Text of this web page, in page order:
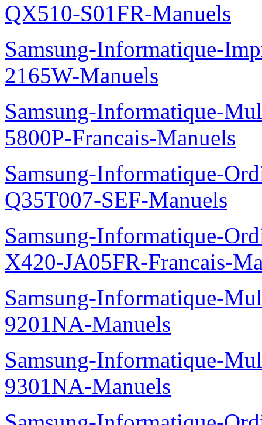
QX510-S01FR-Manuels
Samsung-Informatique-
2165W-Manuels
Samsung-Informatique-
5800P-Francais-Manuels
Samsung-Informatique-
Q35T007-SEF-Manuels
Samsung-Informatique-
X420-JA05FR-Francais-
Samsung-Informatique-
9201NA-Manuels
Samsung-Informatique-
9301NA-Manuels